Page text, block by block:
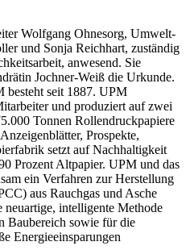
Wolfgang Ohnesorg, Umwelt-
und Sonja Reichhart, zuständig
anwesend. Sie
Jochner-Weiß die Urkunde.
besteht seit 1887. UPM
und produziert auf zwei
Tonnen Rollendruckpapiere
Prospekte,
setzt auf Nachhaltigkeit
Prozent Altpapier. UPM und das
ein Verfahren zur Herstellung
aus Rauchgas und Asche
intelligente Methode
Baubereich sowie für die
Energieeinsparungen